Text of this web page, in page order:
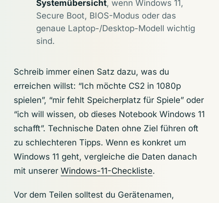
Systemübersicht, wenn Windows 11,
Secure Boot, BIOS-Modus oder das
genaue Laptop-/Desktop-Modell wichtig
sind.
Schreib immer einen Satz dazu, was du
erreichen willst: “Ich möchte CS2 in 1080p
spielen”, “mir fehlt Speicherplatz für Spiele” oder
“ich will wissen, ob dieses Notebook Windows 11
schafft”. Technische Daten ohne Ziel führen oft
zu schlechteren Tipps. Wenn es konkret um
Windows 11 geht, vergleiche die Daten danach
mit unserer Windows-11-Checkliste.
Vor dem Teilen solltest du Gerätenamen,